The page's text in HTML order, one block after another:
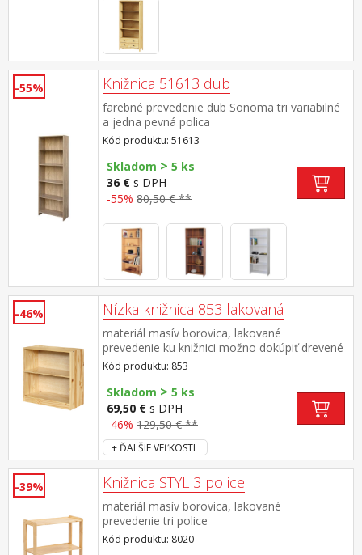
-55% Knižnica 51613 dub
farebné prevedenie dub Sonoma tri variabilné
a jedna pevná polica
Kód produktu: 51613
Skladom > 5 ks
36 € s DPH
-55% 80,50 € **
-46% Nízka knižnica 853 lakovaná
materiál masív borovica, lakované
prevedenie ku knižnici možno dokúpiť drevené
dvierka 855 alebo 855K cena knižnice je bez
dvierok
Kód produktu: 853
Skladom > 5 ks
69,50 € s DPH
-46% 129,50 € **
+ ĎALŠIE VEĽKOSTI
-39% Knižnica STYL 3 police
materiál masív borovica, lakované
prevedenie tri police
Kód produktu: 8020